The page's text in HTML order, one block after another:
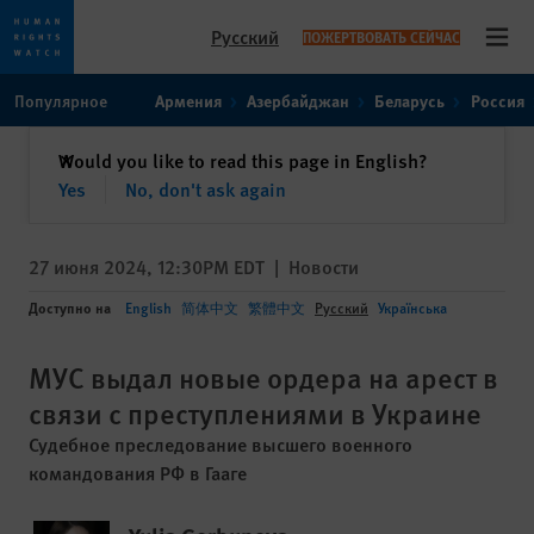
toto
content
Русский ПОЖЕРТВОВАТЬ СЕЙЧАС
Популярное Армения Азербайджан Беларусь Россия
Would you like to read this page in English?
Yes
No, don't ask again
✕закрыть
27 июня 2024, 12:30PM EDT | Новости
Доступно на English 简体中文 繁體中文 Русский Українська
МУС выдал новые ордера на арест в
связи с преступлениями в Украине
Судебное преследование высшего военного
командования РФ в Гааге